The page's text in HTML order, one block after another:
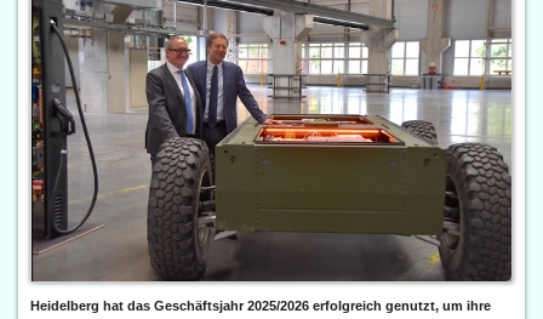
Heidelberg hat das Geschäftsjahr 2025/2026 erfolgreich genutzt, um ihre